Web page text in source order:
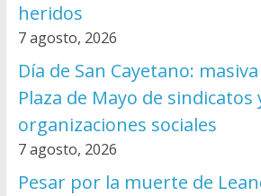
heridos
7 agosto, 2026
Día de San Cayetano:
Plaza de Mayo de sindicatos
organizaciones sociales
7 agosto, 2026
Pesar por la muerte de